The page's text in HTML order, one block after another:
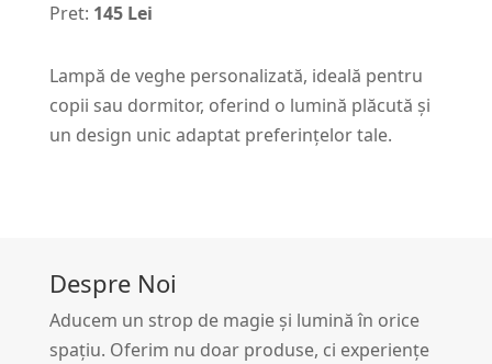
Pret: 145 Lei
Lampă de veghe personalizată, ideală pentru
copii sau dormitor, oferind o lumină plăcută și
un design unic adaptat preferințelor tale.
Despre Noi
Aducem un strop de magie și lumină în orice
spațiu. Oferim nu doar produse, ci experiențe